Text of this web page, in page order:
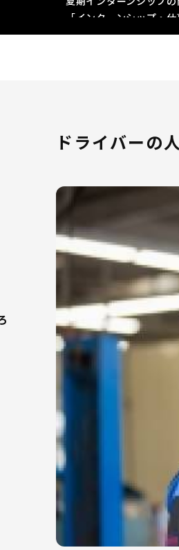
「インターンシップ・
伝えします。
皆様のエントリー、ご
問合せ先：
人財開発チーム 玉置
Email：t-
TEL：073-431-8321
ドライバーの